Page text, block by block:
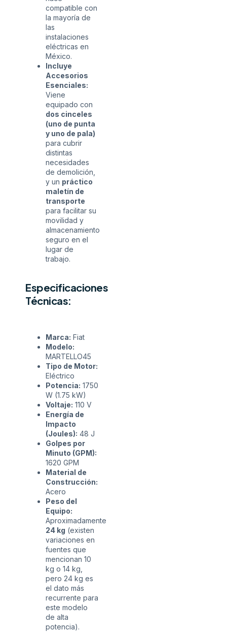
compatible con
la mayoría de
las
instalaciones
eléctricas en
México.
Incluye
Accesorios
Esenciales:
Viene
equipado con
dos cinceles
(uno de punta
y uno de pala)
para cubrir
distintas
necesidades
de demolición,
y un práctico
maletín de
transporte
para facilitar su
movilidad y
almacenamiento
seguro en el
lugar de
trabajo.
Especificaciones
Técnicas:
Marca: Fiat
Modelo:
MARTELLO45
Tipo de Motor:
Eléctrico
Potencia: 1750
W (1.75 kW)
Voltaje: 110 V
Energía de
Impacto
(Joules): 48 J
Golpes por
Minuto (GPM):
1620 GPM
Material de
Construcción:
Acero
Peso del
Equipo:
Aproximadamente
24 kg (existen
variaciones en
fuentes que
mencionan 10
kg o 14 kg,
pero 24 kg es
el dato más
recurrente para
este modelo
de alta
potencia).